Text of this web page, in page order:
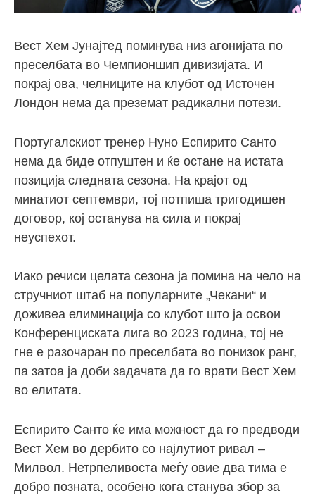
Вест Хем Јунајтед поминува низ агонијата по
преселбата во Чемпионшип дивизијата. И
покрај ова, челниците на клубот од Источен
Лондон нема да преземат радикални потези.
Португалскиот тренер Нуно Еспирито Санто
нема да биде отпуштен и ќе остане на истата
позиција следната сезона. На крајот од
минатиот септември, тој потпиша тригодишен
договор, кој останува на сила и покрај
неуспехот.
Иако речиси целата сезона ја помина на чело на
стручниот штаб на популарните „Чекани“ и
доживеа елиминација со клубот што ја освои
Конференциската лига во 2023 година, тој не
гне е разочаран по преселбата во понизок ранг,
па затоа ја доби задачата да го врати Вест Хем
во елитата.
Еспирито Санто ќе има можност да го предводи
Вест Хем во дербито со најлутиот ривал –
Милвол. Нетрпеливоста меѓу овие два тима е
добро позната, особено кога станува збор за